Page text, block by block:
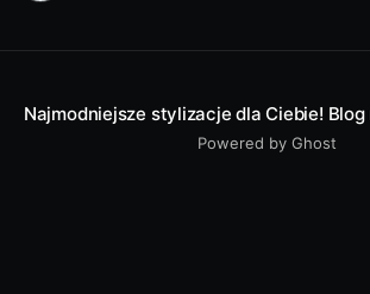
Najmodniejsze stylizacje dla Ciebie! Blog
Powered by Ghost